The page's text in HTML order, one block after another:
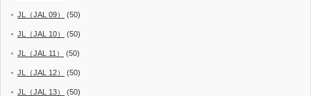
JL（JAL 09） (50)
JL（JAL 10） (50)
JL（JAL 11） (50)
JL（JAL 12） (50)
JL（JAL 13） (50)